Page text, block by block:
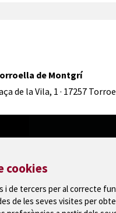
de Montgrí
de la Vila, 1 · 17257
cookies
i de tercers per al correcte
de les seves visites per